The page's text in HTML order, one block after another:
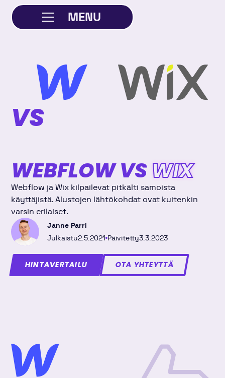
MENU
WEBFLOW VSWIX
Webflow ja Wix kilpailevat pitkälti samoista
käyttäjistä. Alustojen lähtökohdat ovat kuitenkin
varsin erilaiset.
Janne Parri
Julkaistu2.5.2021 Päivitetty3.3.2023
HINTAVERTAILU OTA YHTEYTTÄ
VS